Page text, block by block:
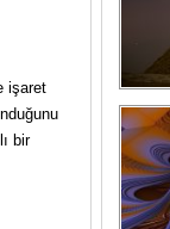
işaret
bir